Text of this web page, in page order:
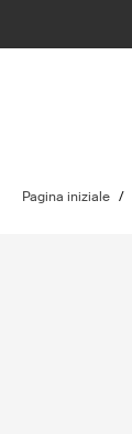
Pagina iniziale /